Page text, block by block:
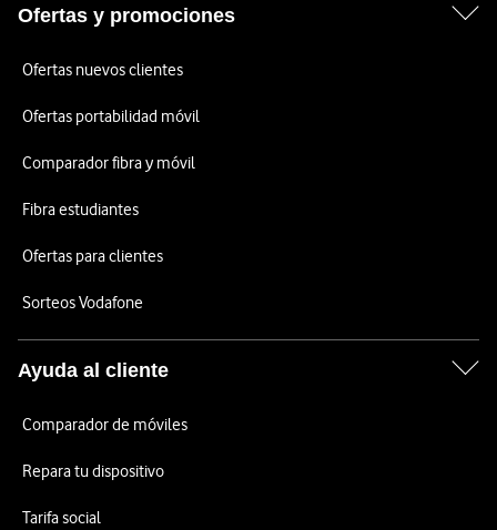
Ofertas y promociones
Ofertas nuevos clientes
Ofertas portabilidad móvil
Comparador fibra y móvil
Fibra estudiantes
Ofertas para clientes
Sorteos Vodafone
Ayuda al cliente
Comparador de móviles
Repara tu dispositivo
Tarifa social